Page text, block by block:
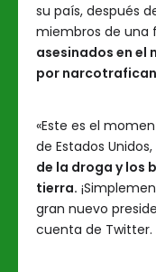
su país, después
miembros de una
asesinados en el
por
«Este es el
de Estados Unidos,
de la droga y los
tierra.
gran nuevo
cuenta de Twitter.